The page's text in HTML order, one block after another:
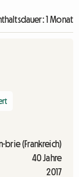
1 Monat
brie (Frankreich)
40 Jahre
2017